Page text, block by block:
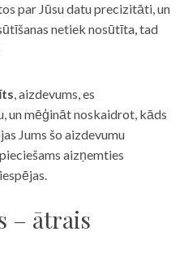
par Jūsu datu precizitāti, un
netiek nosūtīta, tad
, aizdevums, es
un mēģināt noskaidrot, kāds
Jums šo aizdevumu
aizņemties
– ātrais